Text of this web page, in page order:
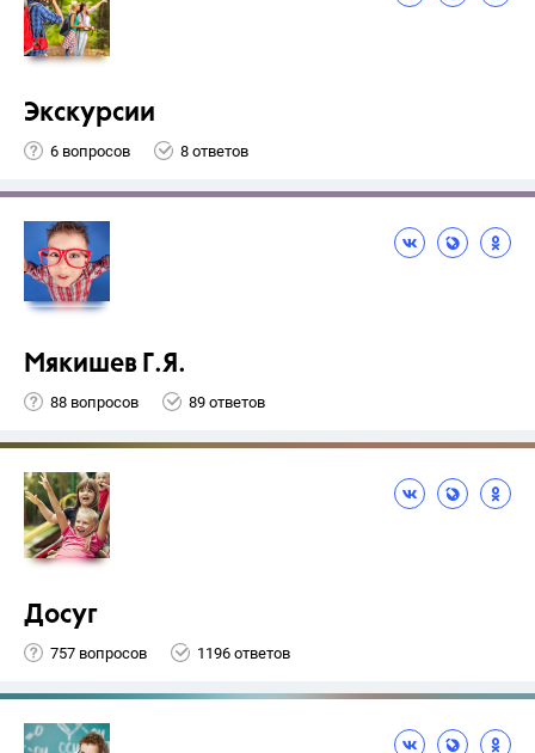
Экскурсии
6 вопросов 8 ответов
Мякишев Г.Я.
88 вопросов 89 ответов
Досуг
757 вопросов 1196 ответов